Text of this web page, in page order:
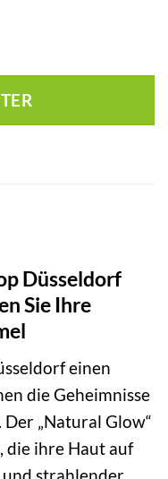
Düsseldorf
Sie Ihre
einen
die Geheimnisse
„Natural Glow“
die ihre Haut auf
strahlender